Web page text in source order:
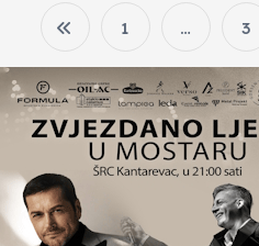
B
o
j
1 … 3